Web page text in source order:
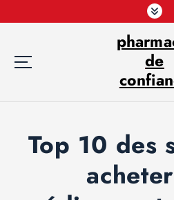
k
de
Top 10 des